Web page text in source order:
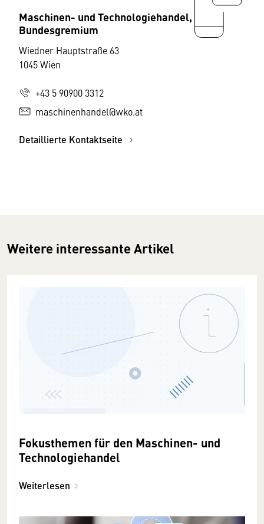
Maschinen- und Technologiehandel,
Bundesgremium
Wiedner Hauptstraße 63
1045 Wien
+43 5 90900 3312
maschinenhandel@wko.at
Detaillierte Kontaktseite
Weitere interessante Artikel
Fokusthemen für den Maschinen- und
Technologiehandel
Weiterlesen